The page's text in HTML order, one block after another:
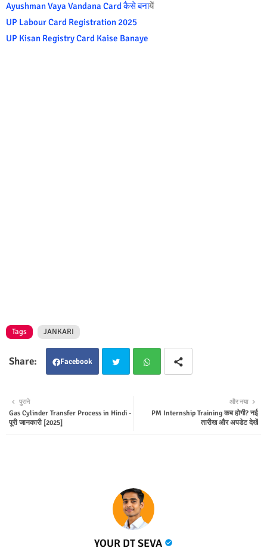
Ayushman Vaya Vandana Card कैसे बनायें
UP Labour Card Registration 2025
UP Kisan Registry Card Kaise Banaye
Tags JANKARI
Facebook
ter tsap
और नया
PM Internship Training कब होगी? नई
तारीख और अपडेट देखें
पुराने
Gas Cylinder Transfer Process in Hindi -
पूरी जानकारी [2025]
YOUR DT SEVA